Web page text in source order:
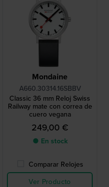
Mondaine
A660.30314.16SBBV
Classic 36 mm Reloj Swiss
Railway mate con correa de
cuero vegana
249,00 €
● En stock
Comparar Relojes
Ver Producto